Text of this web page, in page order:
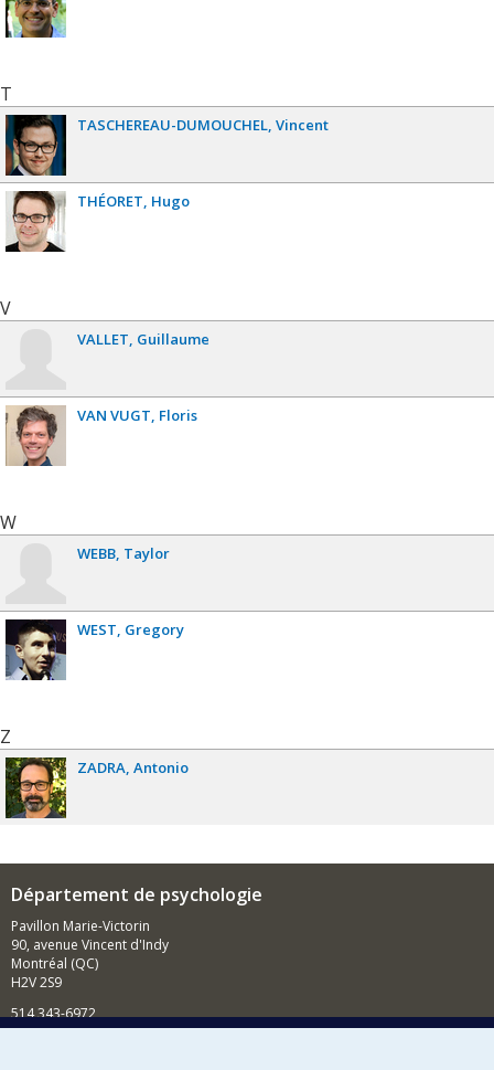
T
TASCHEREAU-DUMOUCHEL Vincent
THÉORET Hugo
V
VALLET Guillaume
VAN VUGT Floris
W
WEBB Taylor
WEST Gregory
Z
ZADRA Antonio
Département de psychologie
Pavillon Marie-Victorin
90, avenue Vincent d'Indy
Montréal (QC)
H2V 2S9
514 343-6972